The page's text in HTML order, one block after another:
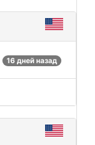
16 дней назад